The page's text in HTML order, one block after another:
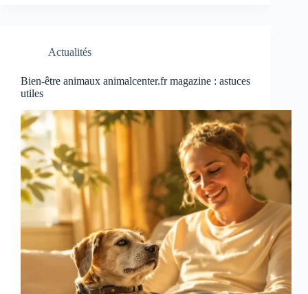
Actualités
Bien-être animaux animalcenter.fr magazine : astuces
utiles